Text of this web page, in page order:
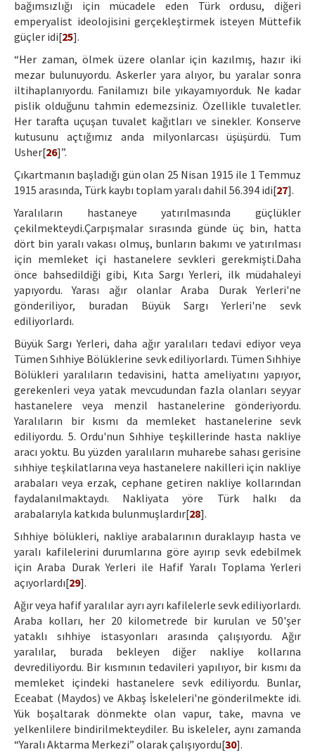
bağımsızlığı için mücadele eden Türk ordusu, diğeri
emperyalist ideolojisini gerçekleştirmek isteyen Müttefik
güçler idi[25].
“Her zaman, ölmek üzere olanlar için kazılmış, hazır iki
mezar bulunuyordu. Askerler yara alıyor, bu yaralar sonra
iltihaplanıyordu. Fanilamızı bile yıkayamıyorduk. Ne kadar
pislik olduğunu tahmin edemezsiniz. Özellikle tuvaletler.
Her tarafta uçuşan tuvalet kağıtları ve sinekler. Konserve
kutusunu açtığımız anda milyonlarcası üşüşürdü. Tum
Usher[26]”.
Çıkartmanın başladığı gün olan 25 Nisan 1915 ile 1 Temmuz
1915 arasında, Türk kaybı toplam yaralı dahil 56.394 idi[27].
Yaralıların hastaneye yatırılmasında güçlükler
çekilmekteydi.Çarpışmalar sırasında günde üç bin, hatta
dört bin yaralı vakası olmuş, bunların bakımı ve yatırılması
için memleket içi hastanelere sevkleri gerekmişti.Daha
önce bahsedildiği gibi, Kıta Sargı Yerleri, ilk müdahaleyi
yapıyordu. Yarası ağır olanlar Araba Durak Yerleri'ne
gönderiliyor, buradan Büyük Sargı Yerleri'ne sevk
ediliyorlardı.
Büyük Sargı Yerleri, daha ağır yaralıları tedavi ediyor veya
Tümen Sıhhiye Bölüklerine sevk ediliyorlardı. Tümen Sıhhiye
Bölükleri yaralıların tedavisini, hatta ameliyatını yapıyor,
gerekenleri veya yatak mevcudundan fazla olanları seyyar
hastanelere veya menzil hastanelerine gönderiyordu.
Yaralıların bir kısmı da memleket hastanelerine sevk
ediliyordu. 5. Ordu'nun Sıhhiye teşkillerinde hasta nakliye
aracı yoktu. Bu yüzden yaralıların muharebe sahası gerisine
sıhhiye teşkilatlarına veya hastanelere nakilleri için nakliye
arabaları veya erzak, cephane getiren nakliye kollarından
faydalanılmaktaydı. Nakliyata yöre Türk halkı da
arabalarıyla katkıda bulunmuşlardır[28].
Sıhhiye bölükleri, nakliye arabalarının duraklayıp hasta ve
yaralı kafilelerini durumlarına göre ayırıp sevk edebilmek
için Araba Durak Yerleri ile Hafif Yaralı Toplama Yerleri
açıyorlardı[29].
Ağır veya hafif yaralılar ayrı ayrı kafilelerle sevk ediliyorlardı.
Araba kolları, her 20 kilometrede bir kurulan ve 50'şer
yataklı sıhhiye istasyonları arasında çalışıyordu. Ağır
yaralılar, burada bekleyen diğer nakliye kollarına
devrediliyordu. Bir kısmının tedavileri yapılıyor, bir kısmı da
memleket içindeki hastanelere sevk ediliyordu. Bunlar,
Eceabat (Maydos) ve Akbaş İskeleleri'ne gönderilmekte idi.
Yük boşaltarak dönmekte olan vapur, take, mavna ve
yelkenlilere bindirilmekteydiler. Bu iskeleler, aynı zamanda
“Yaralı Aktarma Merkezi” olarak çalışıyordu[30].